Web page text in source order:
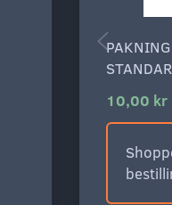
10,00 kr